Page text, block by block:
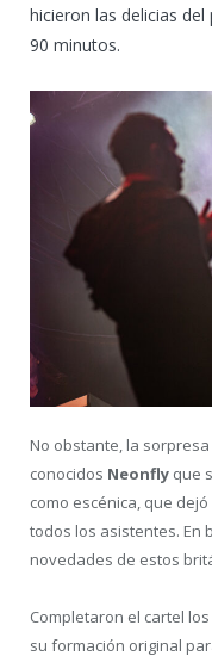
hicieron las delicias
90 minutos.
No obstante, la
conocidos Neonfly que
como escénica, que
todos los asistentes. En
novedades de estos
Completaron el cartel
su formación original